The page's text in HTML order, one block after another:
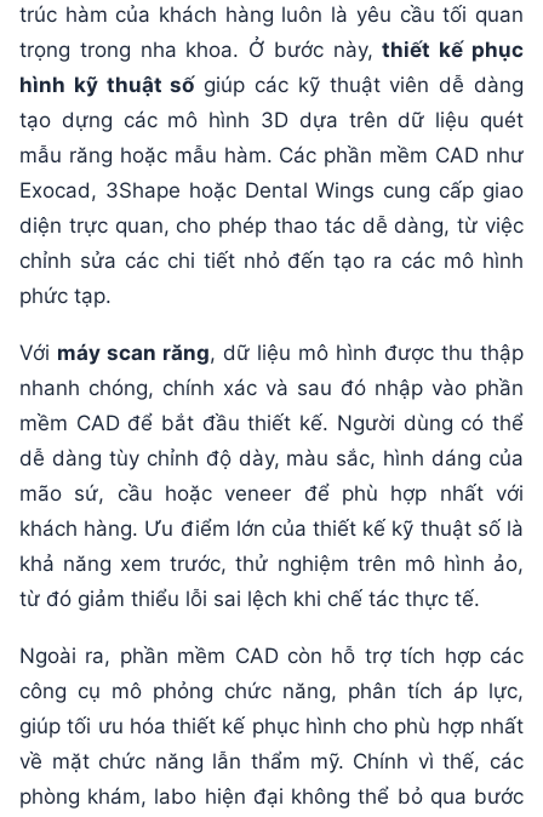
trúc hàm của khách hàng luôn là yêu cầu tối quan
trọng trong nha khoa. Ở bước này,thiết kế phục
hình kỹ thuật sốgiúp các kỹ thuật viên dễ dàng
tạo dựng các mô hình 3D dựa trên dữ liệu quét
mẫu răng hoặc mẫu hàm. Các phần mềm CAD như
Exocad, 3Shape hoặc Dental Wings cung cấp giao
diện trực quan, cho phép thao tác dễ dàng, từ việc
chỉnh sửa các chi tiết nhỏ đến tạo ra các mô hình
phức tạp.
Với máy scan răng, dữ liệu mô hình được thu thập
nhanh chóng, chính xác và sau đó nhập vào phần
mềm CAD để bắt đầu thiết kế. Người dùng có thể
dễ dàng tùy chỉnh độ dày, màu sắc, hình dáng của
mão sứ, cầu hoặc veneer để phù hợp nhất với
khách hàng. Ưu điểm lớn của thiết kế kỹ thuật số là
khả năng xem trước, thử nghiệm trên mô hình ảo,
từ đó giảm thiểu lỗi sai lệch khi chế tác thực tế.
Ngoài ra, phần mềm CAD còn hỗ trợ tích hợp các
công cụ mô phỏng chức năng, phân tích áp lực,
giúp tối ưu hóa thiết kế phục hình cho phù hợp nhất
về mặt chức năng lẫn thẩm mỹ. Chính vì thế, các
phòng khám, labo hiện đại không thể bỏ qua bước